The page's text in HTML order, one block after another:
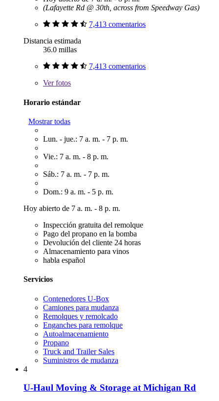
(Lafayette Rd @ 30th, across from Speedway Gas)
7,413 comentarios
Distancia estimada
36.0 millas
7,413 comentarios
Verfotos
Horario estándar
Mostrar todas
Lun. - jue.: 7 a. m. - 7 p. m.
Vie.: 7 a. m. - 8 p. m.
Sáb.: 7 a. m. - 7 p. m.
Dom.: 9 a. m. - 5 p. m.
Hoy abierto de 7 a. m. - 8 p. m.
Inspección gratuita del remolque
Pago del propano en la bomba
Devolución del cliente 24 horas
Almacenamiento para vinos
habla español
Servicios
Contenedores U-Box
Camiones para mudanza
Remolques y remolcado
Enganches para remolque
Autoalmacenamiento
Propano
Truck and Trailer Sales
Suministros de mudanza
4
U-Haul Moving & Storage at Michigan Rd